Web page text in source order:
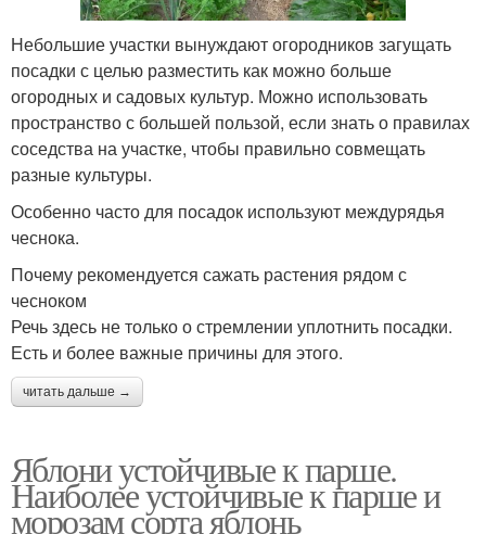
Небольшие участки вынуждают огородников загущать
посадки с целью разместить как можно больше
огородных и садовых культур. Можно использовать
пространство с большей пользой, если знать о правилах
соседства на участке, чтобы правильно совмещать
разные культуры.
Особенно часто для посадок используют междурядья
чеснока.
Почему рекомендуется сажать растения рядом с
чесноком
Речь здесь не только о стремлении уплотнить посадки.
Есть и более важные причины для этого.
читать дальше →
Яблони устойчивые к парше.
Наиболее устойчивые к парше и
морозам сорта яблонь